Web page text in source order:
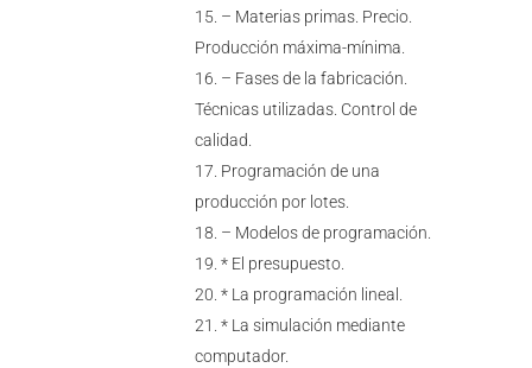
– Materias primas. Precio.
Producción máxima-mínima.
– Fases de la fabricación.
Técnicas utilizadas. Control de
calidad.
Programación de una
producción por lotes.
– Modelos de programación.
* El presupuesto.
* La programación lineal.
* La simulación mediante
computador.